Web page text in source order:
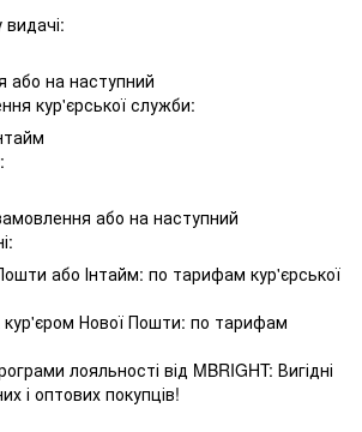
або на наступний
кур'єрської служби:
або на наступний
або Інтайм: по тарифам кур'єрської
Нової Пошти: по тарифам
лояльності від MBRIGHT: Вигідні
і оптових покупців!